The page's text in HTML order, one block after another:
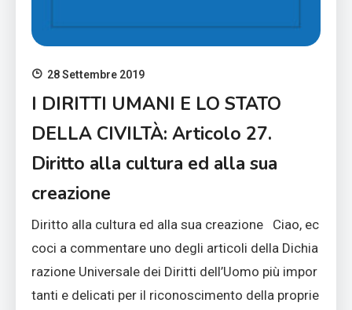
28 Settembre 2019
I DIRITTI UMANI E LO STATO
DELLA CIVILTÀ: Articolo 27.
Diritto alla cultura ed alla sua
creazione
Diritto alla cultura ed alla sua creazione Ciao, ec
coci a commentare uno degli articoli della Dichia
razione Universale dei Diritti dell’Uomo più impor
tanti e delicati per il riconoscimento della proprie